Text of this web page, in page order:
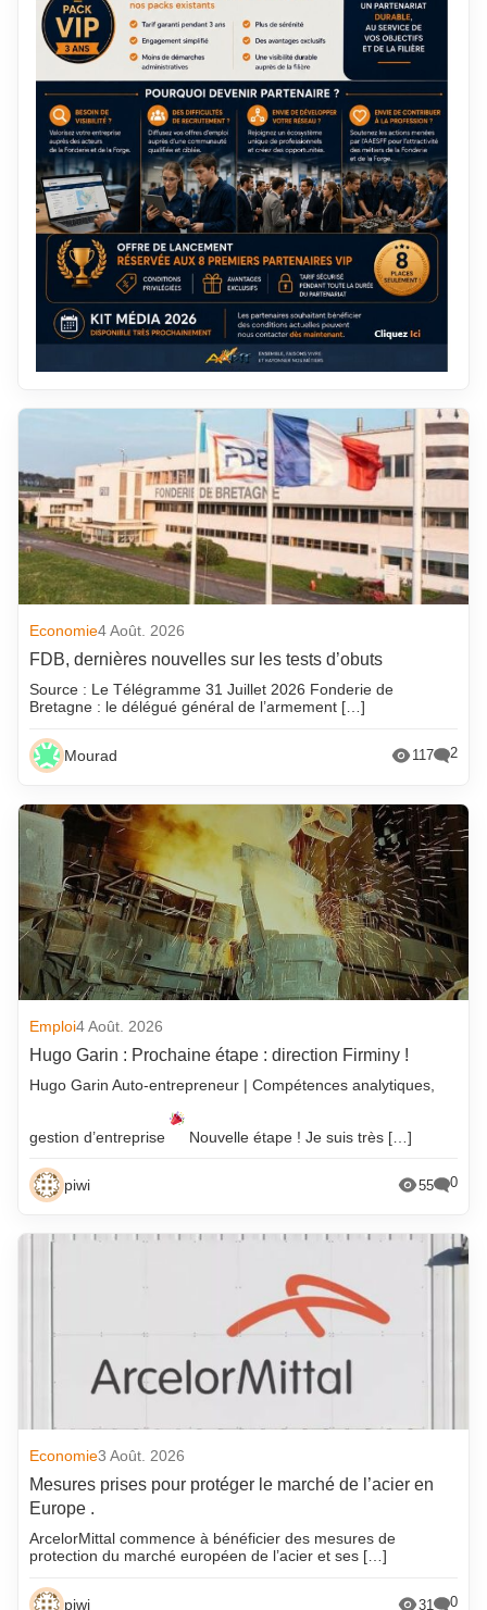
Economie4 Août. 2026
FDB, dernières nouvelles sur les tests d’obuts
Source : Le Télégramme 31 Juillet 2026 Fonderie de
Bretagne : le délégué général de l’armement […]
Mourad 117 2
Emploi4 Août. 2026
Hugo Garin : Prochaine étape : direction Firminy !
Hugo Garin Auto-entrepreneur | Compétences analytiques,
gestion d’entreprise Nouvelle étape ! Je suis très […]
piwi 55 0
Economie3 Août. 2026
Mesures prises pour protéger le marché de l’acier en
Europe .
ArcelorMittal commence à bénéficier des mesures de
protection du marché européen de l’acier et ses […]
piwi 31 0